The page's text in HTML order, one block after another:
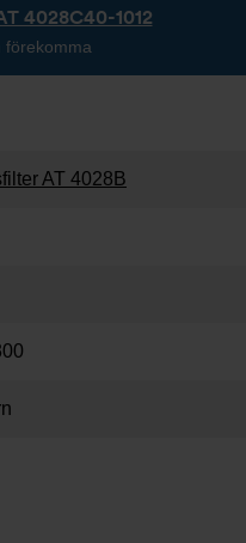
4028C40-1012
förekomma
AT 4028B